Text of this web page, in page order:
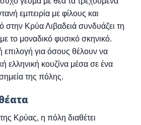
εμπειρία με φίλους και
στην Κρύα Λιβαδειά συνδυάζει τη
το μοναδικό φυσικό σκηνικό.
επιλογή για όσους θέλουν να
ελληνική κουζίνα μέσα σε ένα
της πόλης.
Κρύας, η πόλη διαθέτει